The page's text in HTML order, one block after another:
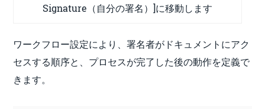
Signature（自分の署名）]に移動します
ワークフロー設定により、署名者がドキュメントにアク
セスする順序と、プロセスが完了した後の動作を定義で
きます。